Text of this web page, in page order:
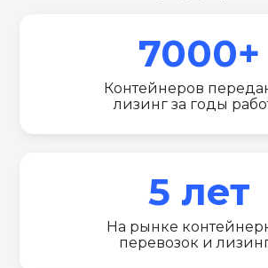
7000+
Контейнеров
лизинг за годы
5 лет
На рынке
перевозок и